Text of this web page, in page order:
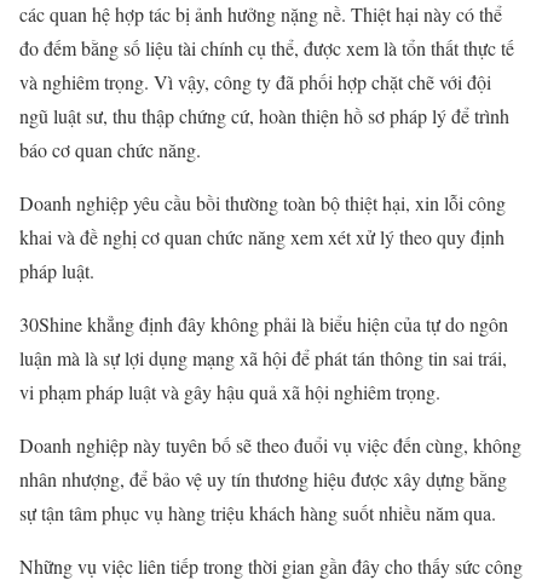
các quan hệ hợp tác bị ảnh hưởng nặng nề. Thiệt hại này có thể
đo đếm bằng số liệu tài chính cụ thể, được xem là tổn thất thực tế
và nghiêm trọng. Vì vậy, công ty đã phối hợp chặt chẽ với đội
ngũ luật sư, thu thập chứng cứ, hoàn thiện hồ sơ pháp lý để trình
báo cơ quan chức năng.
Doanh nghiệp yêu cầu bồi thường toàn bộ thiệt hại, xin lỗi công
khai và đề nghị cơ quan chức năng xem xét xử lý theo quy định
pháp luật.
30Shine khẳng định đây không phải là biểu hiện của tự do ngôn
luận mà là sự lợi dụng mạng xã hội để phát tán thông tin sai trái,
vi phạm pháp luật và gây hậu quả xã hội nghiêm trọng.
Doanh nghiệp này tuyên bố sẽ theo đuổi vụ việc đến cùng, không
nhân nhượng, để bảo vệ uy tín thương hiệu được xây dựng bằng
sự tận tâm phục vụ hàng triệu khách hàng suốt nhiều năm qua.
Những vụ việc liên tiếp trong thời gian gần đây cho thấy sức công